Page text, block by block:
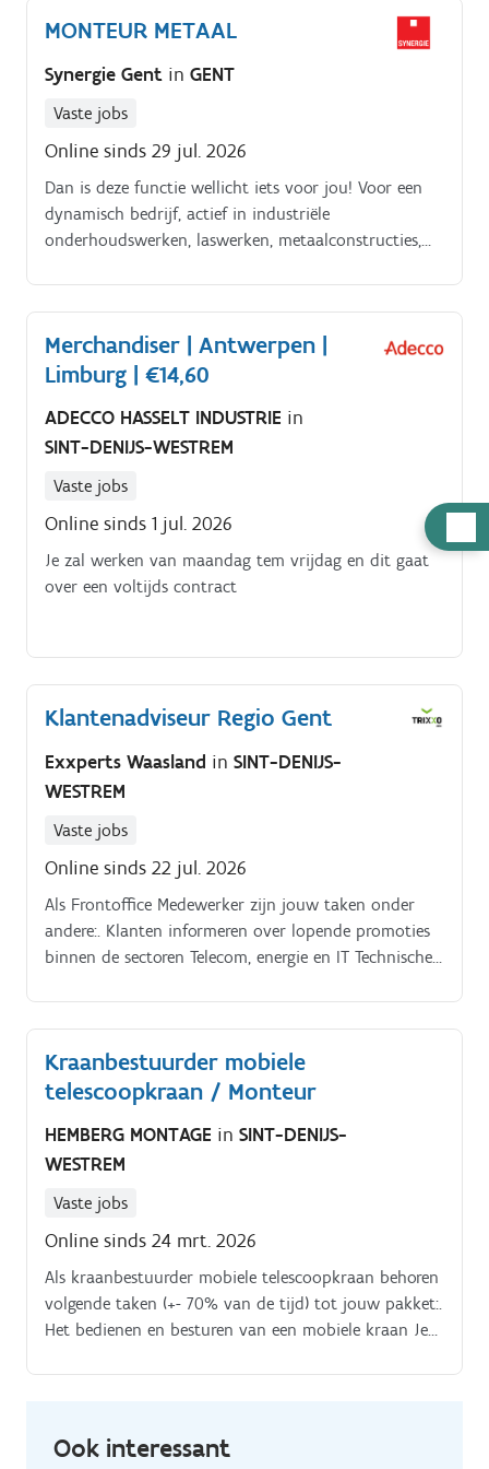
MONTEUR METAAL
Synergie Gent in GENT
Vaste jobs
Online sinds 29 jul. 2026
Dan is deze functie wellicht iets voor jou! Voor een
dynamisch bedrijf, actief in industriële
onderhoudswerken, laswerken, metaalconstructies,
enthousiaste monteur voor metaalconstructies Wat
houdt je takenpakket in?.
Merchandiser | Antwerpen |
Limburg | €14,60
ADECCO HASSELT INDUSTRIE in
SINT-DENIJS-WESTREM
Vaste jobs
Online sinds 1 jul. 2026
Je zal werken van maandag tem vrijdag en dit gaat
over een voltijds contract
Klantenadviseur Regio Gent
Exxperts Waasland in SINT-DENIJS-
WESTREM
Vaste jobs
Online sinds 22 jul. 2026
Als Frontoffice Medewerker zijn jouw taken onder
andere:. Klanten informeren over lopende promoties
binnen de sectoren Telecom, energie en IT Technische
afdeling Oplossingen aandragen voor klantklachten
of dossiers doorsturen naar de juiste dienst
Saleskansen identificeren en deze succesvol afsluiten
op basis van klantbehoeften Leads benaderen en
alle telefonische contacten en orders
Kraanbestuurder mobiele
telescoopkraan / Monteur
HEMBERG MONTAGE in SINT-DENIJS-
WESTREM
Vaste jobs
Online sinds 24 mrt. 2026
Als kraanbestuurder mobiele telescoopkraan behoren
volgende taken (+- 70% van de tijd) tot jouw pakket:.
Het bedienen en besturen van een mobiele kraan Je
de last en je heft de vracht, bijvoorbeeld staal, op de
juiste plaats Na de hijswerken stel je de kraan buiten
Ook interessant